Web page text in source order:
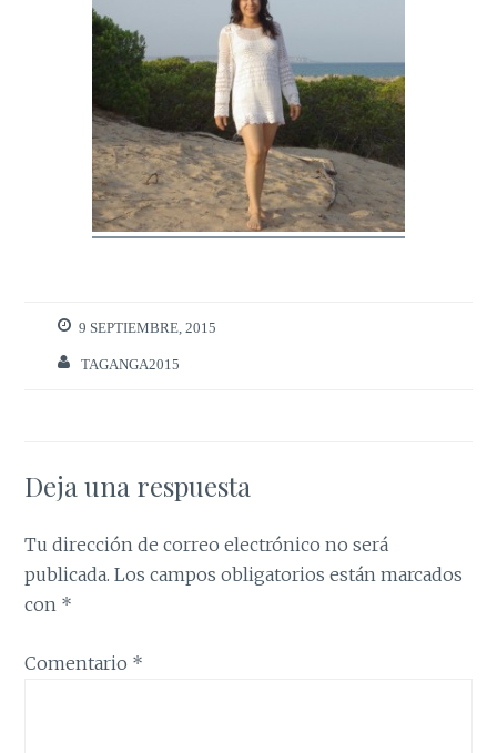
9 SEPTIEMBRE, 2015
TAGANGA2015
Deja una respuesta
Tu dirección de correo electrónico no será
publicada. Los campos obligatorios están marcados
con *
Comentario *